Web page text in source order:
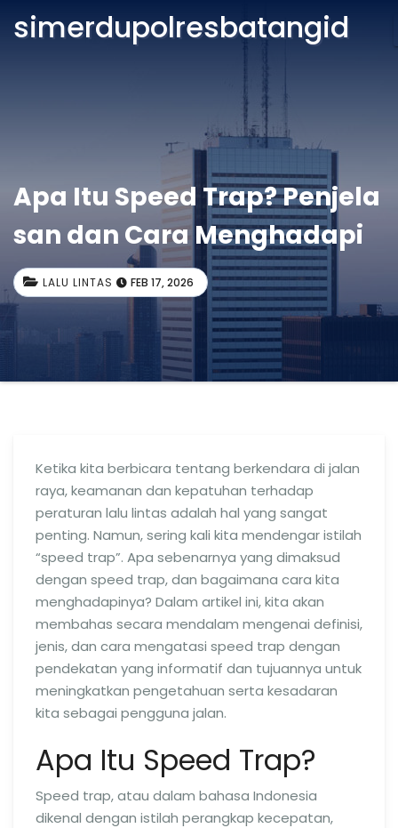
simerdupolresbatangid
Apa Itu Speed Trap? Penjela
san dan Cara Menghadapi
LALU LINTAS FEB 17, 2026
Ketika kita berbicara tentang berkendara di jalan
raya, keamanan dan kepatuhan terhadap
peraturan lalu lintas adalah hal yang sangat
penting. Namun, sering kali kita mendengar istilah
“speed trap”. Apa sebenarnya yang dimaksud
dengan speed trap, dan bagaimana cara kita
menghadapinya? Dalam artikel ini, kita akan
membahas secara mendalam mengenai definisi,
jenis, dan cara mengatasi speed trap dengan
pendekatan yang informatif dan tujuannya untuk
meningkatkan pengetahuan serta kesadaran
kita sebagai pengguna jalan.
Apa Itu Speed Trap?
Speed trap, atau dalam bahasa Indonesia
dikenal dengan istilah perangkap kecepatan,